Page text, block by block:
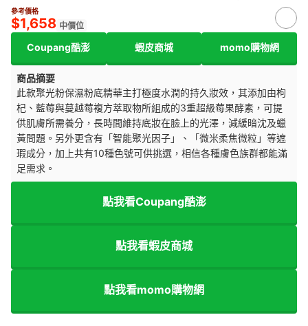
參考價格
$1,658 中價位
Coupang酷澎 蝦皮商城 momo購物網
商品摘要
此款聚光粉保濕粉底精華主打極度水潤的持久妝效，其添加由枸
杞、藍莓與蔓越莓複方萃取物所組成的3重超級莓果酵素，可提
供肌膚所需養分，長時間維持底妝在臉上的光澤，減緩暗沈及蠟
黃問題。另外更含有「智能聚光因子」、「微米柔焦微粒」等遮
瑕成分，加上共有10種色號可供挑選，相信各種膚色族群都能滿
足需求。
點我看Coupang酷澎
點我看蝦皮商城
點我看momo購物網